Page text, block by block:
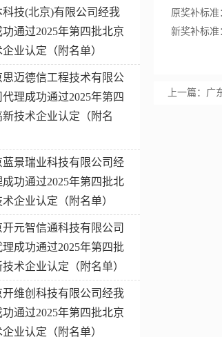
技(北京)有限公司经我
通过2025年第四批北京
业认定（附名单）
思迈德信工程技术有限公
理成功通过2025年第四
技术企业认定（附名
蓝景瑞业科技有限公司经
功通过2025年第四批北
企业认定（附名单）
元智信通科技有限公司
成功通过2025年第四批
术企业认定（附名单）
开维创科技有限公司经我
通过2025年第四批北京
业认定（附名单）
原奖补标准
新奖补标准
上一篇： 广